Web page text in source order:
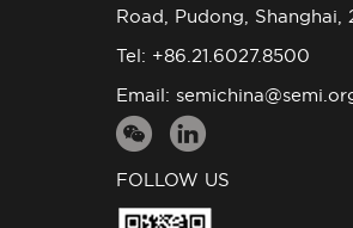
Road, Pudong, Shanghai,
Tel: +86.21.6027.8500
Email:
FOLLOW US